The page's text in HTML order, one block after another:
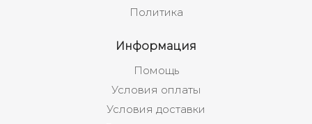
Политика
Информация
Помощь
Условия оплаты
Условия доставки